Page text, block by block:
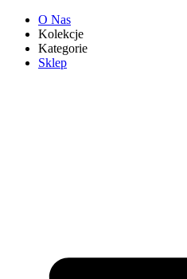
O Nas
Kolekcje
Kategorie
Sklep